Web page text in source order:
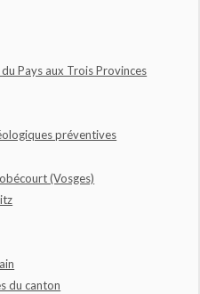
Pays aux Trois Provinces
préventives
(Vosges)
du canton